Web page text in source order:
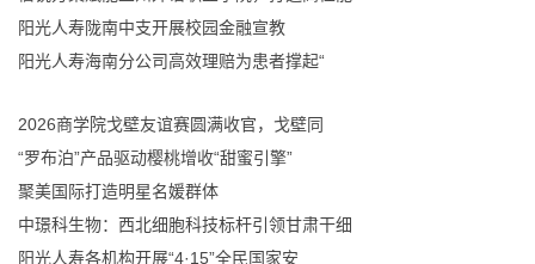
阳光人寿陇南中支开展校园金融宣教
阳光人寿海南分公司高效理赔为患者撑起“
2026商学院戈壁友谊赛圆满收官，戈壁同
“罗布泊”产品驱动樱桃增收“甜蜜引擎”
聚美国际打造明星名媛群体
中璟科生物：西北细胞科技标杆引领甘肃干细
阳光人寿各机构开展“4·15”全民国家安